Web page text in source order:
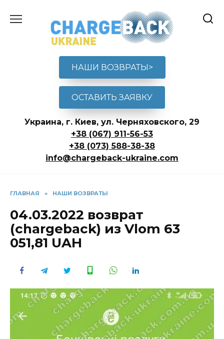
содержанию
НАШИ ВОЗВРАТЫ>
ОСТАВИТЬ ЗАЯВКУ
Украина, г. Киев, ул. Черняховского, 29
+38 (067) 911-56-53
+38 (073) 588-38-38
info@chargeback-ukraine.com
ГЛАВНАЯ » НАШИ ВОЗВРАТЫ
04.03.2022 возврат
(chargeback) из Vlom 63
051,81 UAH